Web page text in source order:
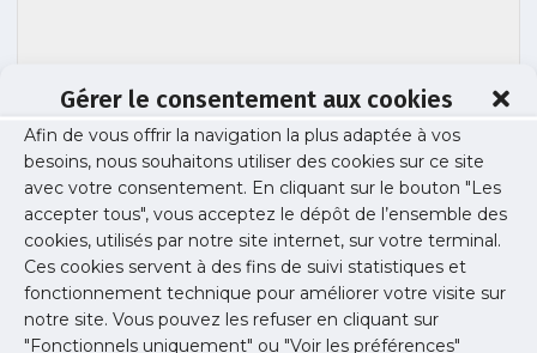
Gérer le consentement aux cookies
Afin de vous offrir la navigation la plus adaptée à vos
besoins, nous souhaitons utiliser des cookies sur ce site
avec votre consentement. En cliquant sur le bouton "Les
accepter tous", vous acceptez le dépôt de l’ensemble des
cookies, utilisés par notre site internet, sur votre terminal.
Ces cookies servent à des fins de suivi statistiques et
fonctionnement technique pour améliorer votre visite sur
notre site. Vous pouvez les refuser en cliquant sur
"Fonctionnels uniquement" ou "Voir les préférences"
GEANTY Xavier
Publié le :4 juin 2021
Partager cet article :